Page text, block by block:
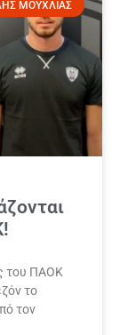
ΜΟΥΧΛΙΑΣ
του ΠΑΟΚ
το
τον